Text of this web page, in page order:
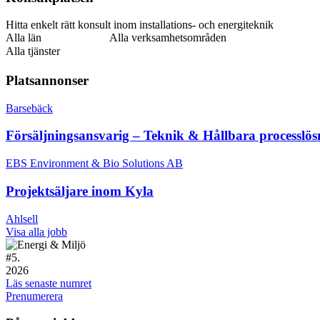
Hitta enkelt rätt konsult inom installations- och energiteknik
Alla län
Alla verksamhetsområden
Alla tjänster
Platsannonser
Barsebäck
Försäljningsansvarig – Teknik & Hållbara
EBS Environment & Bio Solutions AB
Projektsäljare inom Kyla
Ahlsell
Visa alla jobb
#5.
2026
Läs senaste numret
Prenumerera